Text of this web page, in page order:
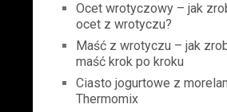
Ocet wrotyczowy – jak
ocet z wrotyczu?
Maść z wrotyczu – jak
maść krok po kroku
Ciasto jogurtowe z
Thermomix